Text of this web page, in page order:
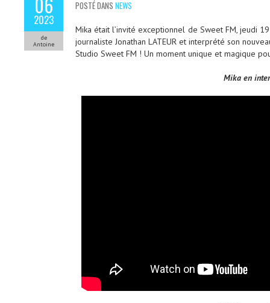
2023
de
Antoine
POSTÉ DANS NEWS
Mika était l’invité exceptionnel de Sweet FM, jeudi
journaliste Jonathan LATEUR et interprété son
Studio Sweet FM ! Un moment unique et magique
Mika en